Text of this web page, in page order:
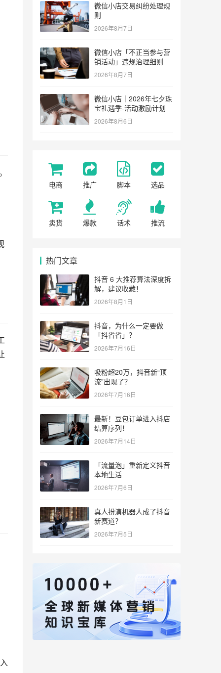
微信小店交易纠纷处理规
则
2026年8月7日
微信小店「不正当参与营
销活动」违规治理细则
2026年8月7日
微信小店｜2026年七夕珠
宝礼遇季-活动激励计划
2026年8月6日
电商 推广 脚本 选品
卖货 爆款 话术 推流
热门文章
抖音 6 大推荐算法深度拆
解，建议收藏！
2026年8月1日
抖音，为什么一定要做
「抖省省」？
2026年7月16日
吸粉超20万，抖音新“顶
流”出现了？
2026年7月16日
最新！豆包订单进入抖店
结算序列！
2026年7月14日
「流量泡」重新定义抖音
本地生活
2026年7月6日
真人扮演机器人成了抖音
新赛道？
2026年7月5日